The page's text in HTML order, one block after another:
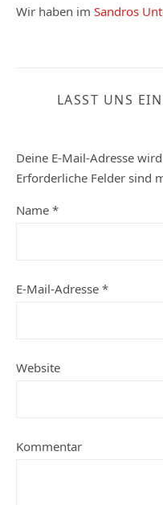
Wir haben im Sandros
LASST UNS
Deine E-Mail-Adresse
Erforderliche Felder sind
Name *
E-Mail-Adresse *
Website
Kommentar